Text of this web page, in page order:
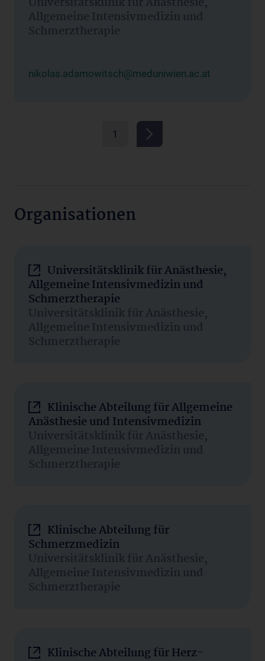
Allgemeine Intensivmedizin und
Schmerztherapie
nikolas.adamowitsch@meduniwien.ac.at
1
Organisationen
Universitätsklinik für Anästhesie,
Allgemeine Intensivmedizin und
Schmerztherapie
Universitätsklinik für Anästhesie,
Allgemeine Intensivmedizin und
Schmerztherapie
Klinische Abteilung für Allgemeine
Anästhesie und Intensivmedizin
Universitätsklinik für Anästhesie,
Allgemeine Intensivmedizin und
Schmerztherapie
Klinische Abteilung für
Schmerzmedizin
Universitätsklinik für Anästhesie,
Allgemeine Intensivmedizin und
Schmerztherapie
Klinische Abteilung für Herz-